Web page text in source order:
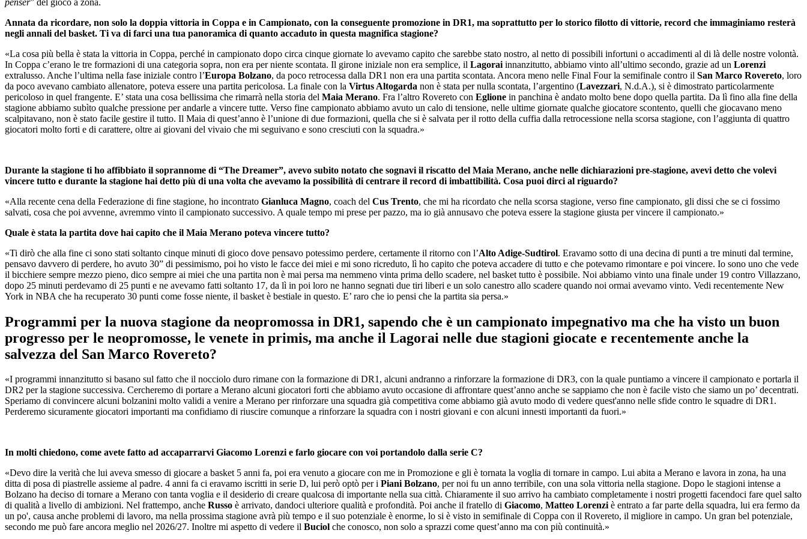
Annata da ricordare, non solo la doppia vittoria in Coppa e in Campionato, con la conseguente promozione in DR1, ma soprattutto per lo storico filotto di vittorie, record che immaginiamo resterà
negli annali del basket. Ti va di farci una tua panoramica di quanto accaduto in questa magnifica stagione?
«La cosa più bella è stata la vittoria in Coppa, perché in campionato dopo circa cinque giornate lo avevamo capito che sarebbe stato nostro, al netto di possibili infortuni o accadimenti al di là delle nostre volontà.
In Coppa c’erano le tre formazioni di una categoria sopra, non era per niente scontata. Il girone iniziale non era semplice, il Lagorai innanzitutto, abbiamo vinto all’ultimo secondo, grazie ad un Lorenzi
extralusso. Anche l’ultima nella fase iniziale contro l’Europa Bolzano, da poco retrocessa dalla DR1 non era una partita scontata. Ancora meno nelle Final Four la semifinale contro il San Marco Rovereto, loro
da poco avevano cambiato allenatore, poteva essere una partita pericolosa. La finale con la Virtus Altogarda non è stata per nulla scontata, l’argentino (Lavezzari, N.d.A.), si è dimostrato particolarmente
pericoloso in quel frangente. E’ stata una cosa bellissima che rimarrà nella storia del Maia Merano. Fra l’altro Rovereto con Eglione in panchina è andato molto bene dopo quella partita. Da lì fino alla fine della
stagione abbiamo subìto qualche pressione per andarle a vincere tutte. Verso fine campionato abbiamo avuto un calo di tensione, nelle ultime giornate qualche giocatore scontento, quelli che giocavano meno
scalpitavano, non è stato facile gestire il tutto. Il Maia di quest’anno è l’unione di due formazioni, quella che si è salvata per il rotto della cuffia dalla retrocessione nella scorsa stagione, con l’aggiunta di quattro
giocatori molto forti e di carattere, oltre ai giovani del vivaio che mi seguivano e sono cresciuti con la squadra.»
Durante la stagione ti ho affibbiato il soprannome di “The Dreamer”, avevo subito notato che sognavi il riscatto del Maia Merano, anche nelle dichiarazioni pre-stagione, avevi detto che volevi
vincere tutto e durante la stagione hai detto più di una volta che avevamo la possibilità di centrare il record di imbattibilità. Cosa puoi dirci al riguardo?
«Alla recente cena della Federazione di fine stagione, ho incontrato Gianluca Magno, coach del Cus Trento, che mi ha ricordato che nella scorsa stagione, verso fine campionato, gli dissi che se ci fossimo
salvati, cosa che poi avvenne, avremmo vinto il campionato successivo. A quale tempo mi prese per pazzo, ma io già annusavo che poteva essere la stagione giusta per vincere il campionato.»
Quale è stata la partita dove hai capito che il Maia Merano poteva vincere tutto?
«Ti dirò che alla fine ci sono stati soltanto cinque minuti di gioco dove pensavo potessimo perdere, certamente il ritorno con l’Alto Adige-Sudtirol. Eravamo sotto di una decina di punti a tre minuti dal termine,
pensavo davvero di perdere, ho avuto 30” di pessimismo, poi ho visto le facce dei miei e mi sono ricreduto, lì ho capito che poteva accadere di tutto e che potevamo rimontare e poi vincere. Io sono uno che vede
il bicchiere sempre mezzo pieno, dico sempre ai miei che una partita non è mai persa ma nemmeno vinta prima dello scadere, nel basket tutto è possibile. Noi abbiamo vinto una finale under 19 contro Villazzano,
dopo 25 minuti perdevamo di 25 punti e ne avevamo fatti soltanto 17, da lì in poi loro ne hanno segnati due tiri liberi e un solo canestro allo scadere quando noi ormai avevamo vinto. Vedi recentemente New
York in NBA che ha recuperato 30 punti come fosse niente, il basket è bestiale in questo. E’ raro che io pensi che la partita sia persa.»
Programmi per la nuova stagione da neopromossa in DR1, sapendo che è un campionato impegnativo ma che ha visto un buon
progresso per le neopromosse, le venete in primis, ma anche il Lagorai nelle due stagioni giocate e recentemente anche la
salvezza del San Marco Rovereto?
«I programmi innanzitutto si basano sul fatto che il nocciolo duro rimane con la formazione di DR1, alcuni andranno a rinforzare la formazione di DR3, con la quale puntiamo a vincere il campionato e portarla il
DR2 per la stagione successiva. Cercheremo di portare a Merano alcuni giocatori forti che abbiamo avuto occasione di affrontare quest’anno anche se sappiamo che non è facile visto che siamo un po’ decentrati.
Speriamo di convincere alcuni bolzanini molto validi a venire a Merano per rinforzare una squadra già competitiva come abbiamo già avuto modo di vedere quest'anno nelle sfide contro le squadre di DR1.
Perderemo sicuramente giocatori importanti ma confidiamo di riuscire comunque a rinforzare la squadra con i nostri giovani e con alcuni innesti importanti da fuori.»
In molti chiedono, come avete fatto ad accaparrarvi Giacomo Lorenzi e farlo giocare con voi portandolo dalla serie C?
«Devo dire la verità che lui aveva smesso di giocare a basket 5 anni fa, poi era venuto a giocare con me in Promozione e gli è tornata la voglia di tornare in campo. Lui abita a Merano e lavora in zona, ha una
ditta di posa di piastrelle assieme al padre. 4 anni fa ci eravamo iscritti in serie D, lui però optò per i Piani Bolzano, per noi fu un anno terribile, con una sola vittoria nella stagione. Dopo le stagioni intense a
Bolzano ha deciso di tornare a Merano con tanta voglia e il desiderio di creare qualcosa di importante nella sua città. Chiaramente il suo arrivo ha cambiato completamente i nostri progetti facendoci fare quel salto
di qualità a livello di ambizioni. Nel frattempo, anche Russo è arrivato, dandoci ulteriore qualità e profondità. Poi anche il fratello di Giacomo, Matteo Lorenziè entrato a far parte della squadra, lui era fermo da
un po', causa anche problemi di lavoro, ma nella prossima stagione avrà più tempo e il suo potenziale è enorme, lo si è visto in semifinale di Coppa con il Rovereto, il migliore in campo. Un gran bel potenziale,
secondo me può fare ancora meglio nel 2026/27. Inoltre mi aspetto di vedere il Buciol che conosco, non solo a sprazzi come quest’anno ma con più continuità.»